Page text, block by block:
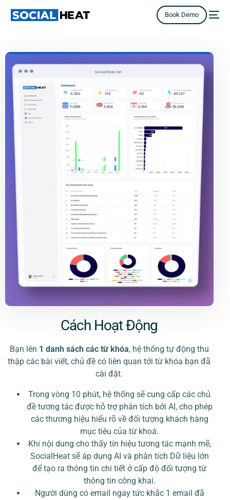
Book Demo
Cách Hoạt Động
Bạn lên 1 danh sách các từ khóa, hệ thống tự động thu
thập các bài viết, chủ đề có liên quan tới từ khóa bạn đã
cài đặt.
Trong vòng 10 phút, hệ thống sẽ cung cấp các chủ
đề tương tác được hỗ trợ phân tích bởi AI, cho phép
các thương hiệu hiểu rõ về đối tượng khách hàng
mục tiêu của từ khoá.
Khi nội dung cho thấy tín hiệu tương tác mạnh mẽ,
SocialHeat sẽ áp dụng AI và phân tích Dữ liệu lớn
để tạo ra thông tin chi tiết ở cấp độ đối tượng từ
thông tin công khai.
Người dùng có email ngay tức khắc 1 email đã